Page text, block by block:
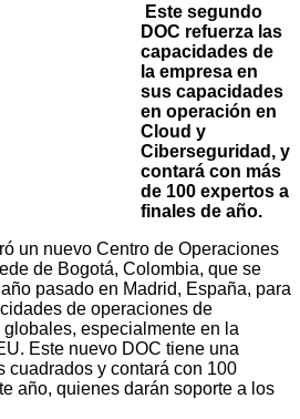
Este segundo
DOC refuerza las
capacidades de
la empresa en
sus capacidades
en operación en
Cloud y
Ciberseguridad, y
contará con más
de 100 expertos a
finales de año.
un nuevo Centro de Operaciones
de Bogotá, Colombia, que se
pasado en Madrid, España, para
de operaciones de
especialmente en la
Este nuevo DOC tiene una
cuadrados y contará con 100
año, quienes darán soporte a los